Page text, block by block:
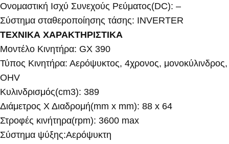
Ονομαστική Ισχύ Συνεχούς Ρεύματος(DC): –
Σύστημα σταθεροποίησης τάσης: INVERTER
ΤΕΧΝΙΚΑ ΧΑΡΑΚΤΗΡΙΣΤΙΚΑ
Μοντέλο Κινητήρα: GX 390
Τύπος Κινητήρα: Αερόψυκτος, 4χρονος, μονοκύλινδρος,
OHV
Κυλινδρισμός(cm3): 389
Διάμετρος Χ Διαδρομή(mm x mm): 88 x 64
Στροφές κινήτηρα(rpm): 3600 max
Σύστημα ψύξης:Αερόψυκτη